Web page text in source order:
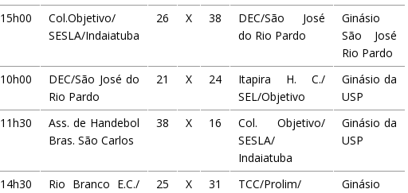
15h00
Col.Objetivo/
SESLA/Indaiatuba
26 X 38
DEC/São José
do Rio Pardo
Ginásio
São José
Rio Pardo
10h00
DEC/São José do
Rio Pardo
21 X 24
Itapira H. C./
SEL/Objetivo
Ginásio da
USP
11h30
Ass. de Handebol
Bras. São Carlos
38 X 16
Col. Objetivo/
SESLA/
Indaiatuba
Ginásio da
USP
14h30
Rio Branco E.C./
25 X 31
TCC/Prolim/
Ginásio